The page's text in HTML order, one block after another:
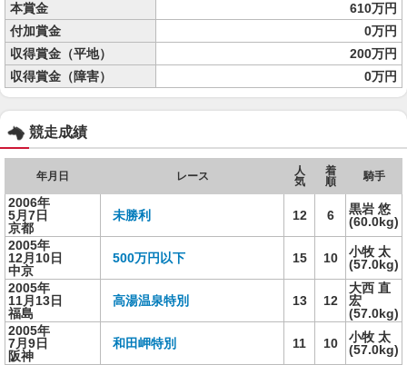
本賞金
610万円
付加賞金
0万円
収得賞金（平地）
200万円
収得賞金（障害）
0万円
競走成績
年月日 レース
人
気
着
順
騎手
2006年
5月7日
京都
未勝利 12 6
黒岩 悠
(60.0kg)
2005年
12月10日
中京
500万円以下 15 10
小牧 太
(57.0kg)
2005年
11月13日
福島
高湯温泉特別 13 12
大西 直
宏
(57.0kg)
2005年
7月9日
阪神
和田岬特別 11 10
小牧 太
(57.0kg)